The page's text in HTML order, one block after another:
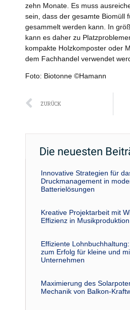
zehn Monate. Es muss
sein, dass der gesamte Biomüll
gesammelt werden kann. In
kann es daher zu
kompakte Holzkomposter oder
dem Fachhandel verwendet
Foto: Biotonne ©Hamann
Zurück
ZURÜCK
Die neuesten
Innovative Strategien für
Druckmanagement in
Batterielösungen
Kreative Projektarbeit mit
Effizienz in
Effiziente
zum Erfolg für kleine und
Unternehmen
Maximierung des
Mechanik von Balkon-